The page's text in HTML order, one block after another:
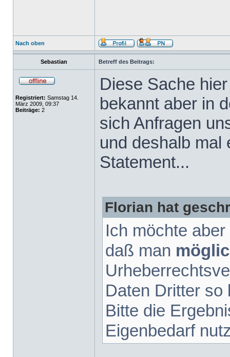
Nach oben
Sebastian Betreff des Beitrags:
Registriert: Samstag 14.
März 2009, 09:37
Beiträge: 2
Diese Sache
bekannt aber in
sich Anfragen
und deshalb mal
Statement...
Florian hat
Ich möchte
daß man
Daten Dritter so
Bitte die
Eigenbedarf